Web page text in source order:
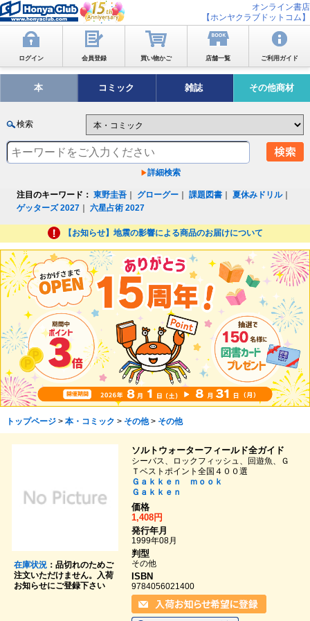
オンライン書店
【ホンヤクラブドットコム】
ログイン 会員登録 買い物かご 店舗一覧 ご利用ガイド
本 コミック 雑誌 その他商材
検索
詳細検索
注目のキーワード： 東野圭吾 グローグー ｜課題図書 ｜夏休みドリル｜
ゲッターズ 2027 ｜六星占術 2027
【お知らせ】地震の影響による商品のお届けについて
トップページ> 本・コミック > その他> その他
在庫状況：品切れのためご
注文いただけません。入荷
お知らせにご登録下さい
ソルトウォーターフィールド全ガイド
シーバス、ロックフィッシュ、回遊魚、Ｇ
Ｔベストポイント全国４００選
Ｇａｋｋｅｎ ｍｏｏｋ
Ｇａｋｋｅｎ
価格
1,408円
発行年月
1999年08月
判型
その他
ISBN
9784056021400